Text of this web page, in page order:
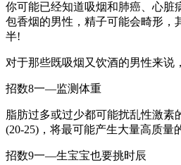
你可能已经知道吸烟和肺癌、心脏
包香烟的男性，精子可能会畸形，
半!
对于那些既吸烟又饮酒的男性来说
招数8一—监测体重
脂肪过多或过少都可能扰乱性激素
(20-25)，将最可能产生大量高质量
招数9一—生宝宝也要挑时辰